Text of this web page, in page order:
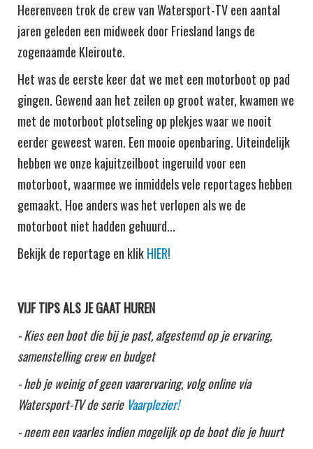
Heerenveen trok de crew van Watersport-TV een aantal
jaren geleden een midweek door Friesland langs de
zogenaamde Kleiroute.
Het was de eerste keer dat we met een motorboot op pad
gingen. Gewend aan het zeilen op groot water, kwamen we
met de motorboot plotseling op plekjes waar we nooit
eerder geweest waren. Een mooie openbaring. Uiteindelijk
hebben we onze kajuitzeilboot ingeruild voor een
motorboot, waarmee we inmiddels vele reportages hebben
gemaakt. Hoe anders was het verlopen als we de
motorboot niet hadden gehuurd...
Bekijk de reportage en klikHIER!
VIJF TIPS ALS JE GAAT HUREN
- Kies een boot die bij je past, afgestemd op je ervaring,
samenstelling crew en budget
- heb je weinig of geen vaarervaring, volg online via
Watersport-TV de serie Vaarplezier!
- neem een vaarles indien mogelijk op de boot die je huurt